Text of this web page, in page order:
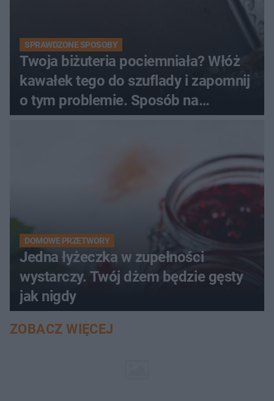
SPRAWDZONE SPOSOBY
Twoja biżuteria pociemniała? Włóż
kawałek tego do szuflady i zapomnij
o tym problemie. Sposób na
pociemniałą biżuterię
DOMOWE PRZETWORY
Jedna łyżeczka w zupełności
wystarczy. Twój dżem będzie gęsty
jak nigdy
ZOBACZ WIĘCEJ